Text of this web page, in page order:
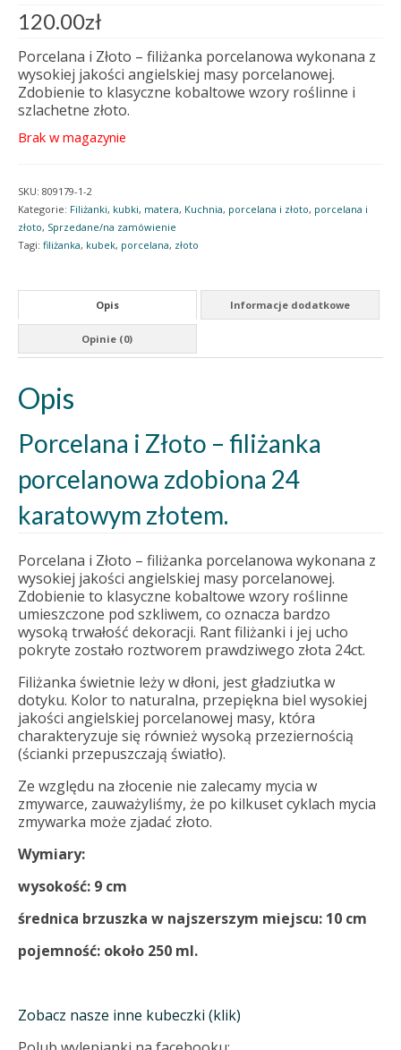
120.00zł
Porcelana i Złoto – filiżanka porcelanowa wykonana z
wysokiej jakości angielskiej masy porcelanowej.
Zdobienie to klasyczne kobaltowe wzory roślinne i
szlachetne złoto.
Brak w magazynie
SKU: 809179-1-2
Kategorie: Filiżanki, kubki, matera, Kuchnia, porcelana i złoto, porcelana i
złoto, Sprzedane/na zamówienie
Tagi: filiżanka, kubek, porcelana, złoto
Opis Informacje dodatkowe
Opinie (0)
Opis
Porcelana i Złoto – filiżanka
porcelanowa zdobiona 24
karatowym złotem.
Porcelana i Złoto – filiżanka porcelanowa wykonana z
wysokiej jakości angielskiej masy porcelanowej.
Zdobienie to klasyczne kobaltowe wzory roślinne
umieszczone pod szkliwem, co oznacza bardzo
wysoką trwałość dekoracji. Rant filiżanki i jej ucho
pokryte zostało roztworem prawdziwego złota 24ct.
Filiżanka świetnie leży w dłoni, jest gładziutka w
dotyku. Kolor to naturalna, przepiękna biel wysokiej
jakości angielskiej porcelanowej masy, która
charakteryzuje się również wysoką przeziernością
(ścianki przepuszczają światło).
Ze względu na złocenie nie zalecamy mycia w
zmywarce, zauważyliśmy, że po kilkuset cyklach mycia
zmywarka może zjadać złoto.
Wymiary:
wysokość: 9 cm
średnica brzuszka w najszerszym miejscu: 10 cm
pojemność: około 250 ml.
Zobacz nasze inne kubeczki (klik)